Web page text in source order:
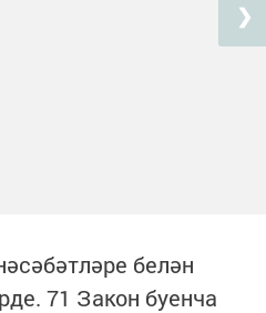
❯
белән
71 Закон буенча